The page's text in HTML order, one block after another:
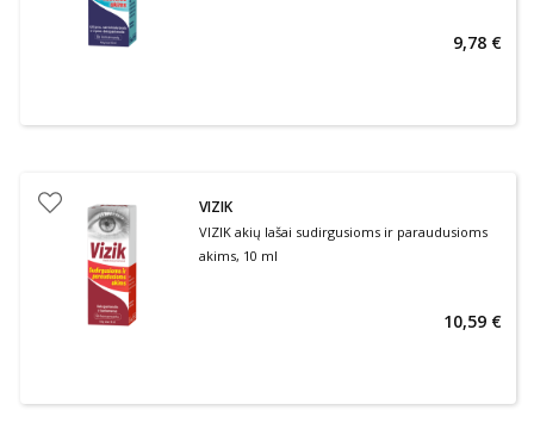
9,78 €
VIZIK
VIZIK akių lašai sudirgusioms ir paraudusioms
akims, 10 ml
10,59 €